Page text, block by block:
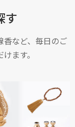
進む
す
香など、毎日のご
ます。